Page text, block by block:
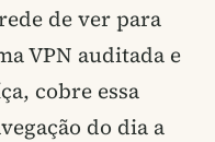
de ver para
VPN auditada e
cobre essa
do dia a